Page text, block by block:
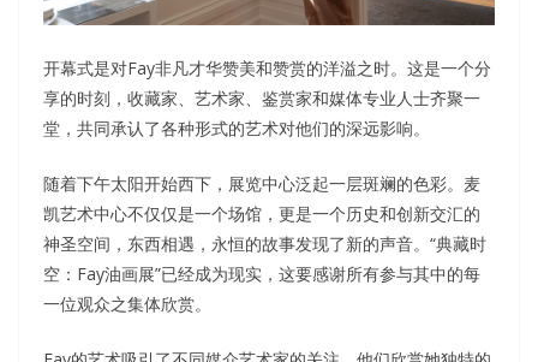
开幕式是对Fay非凡才华赞美和赞赏的洋溢之时。这是一个分
享的时刻，收藏家、艺术家、鉴赏家和媒体专业人士齐聚一
堂，共同承认了各种形式的艺术对他们的深远影响。
随着下午太阳开始西下，展览中心泛起一层斑斓的色彩。麦
凯艺术中心不仅仅是一个场馆，更是一个历史和创新交汇的
神圣空间，东西相遇，永恒的故事发现了新的声音。“典藏时
空：Fay油画展”已经成为现实，这要感谢所有参与其中的每
一位观众之集体欣赏。